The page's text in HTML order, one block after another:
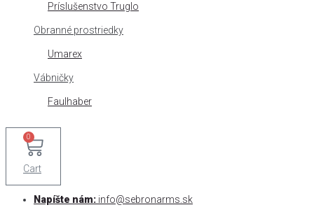
Príslušenstvo Truglo
Obranné prostriedky
Umarex
Vábničky
Faulhaber
0
Cart
Napíšte nám: info@sebronarms.sk